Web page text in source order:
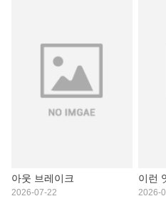
아웃 브레이크
2026-07-22
이런
2026-